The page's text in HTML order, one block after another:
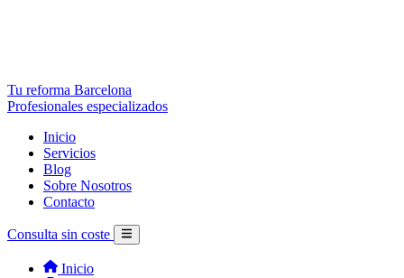
Tu reforma Barcelona
Profesionales especializados
Inicio
Servicios
Blog
Sobre Nosotros
Contacto
Consulta sin coste
Inicio